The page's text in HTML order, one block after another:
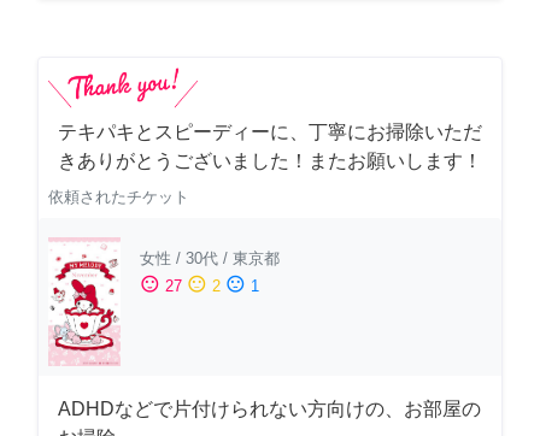
テキパキとスピーディーに、丁寧にお掃除いただ
きありがとうございました！またお願いします！
依頼されたチケット
女性 / 30代 / 東京都
sentiment_satisfied 27 sentiment_neutral 2 sentiment_dissatisfied 1
ADHDなどで片付けられない方向けの、お部屋の